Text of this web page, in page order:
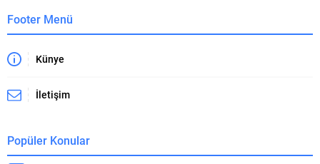
Footer Menü
Künye
İletişim
Popüler Konular